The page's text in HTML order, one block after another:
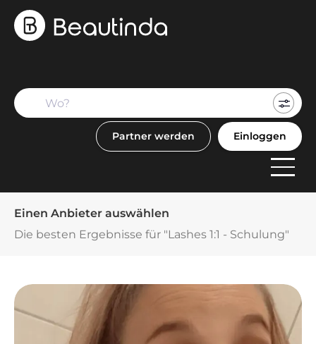
Partner werden Einloggen
Einen Anbieter auswählen
Die besten Ergebnisse für "Lashes 1:1 - Schulung"